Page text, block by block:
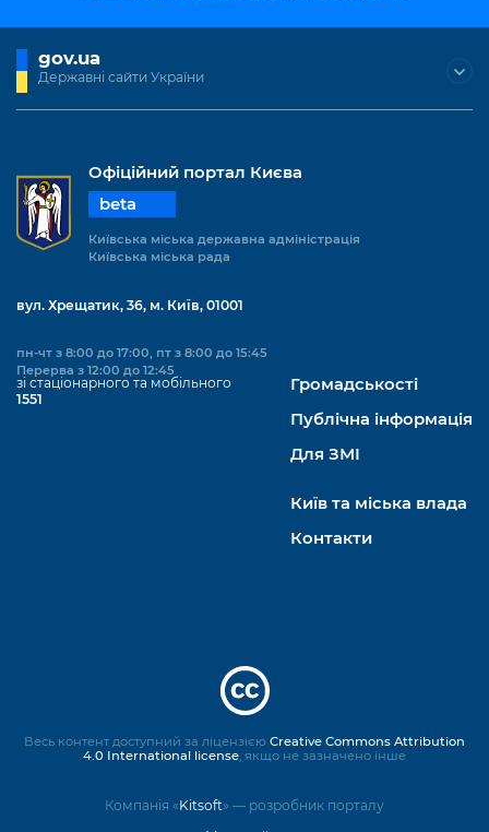
gov.ua
Державні сайти України
Офіційний портал Києва
beta
Київська міська державна адміністрація
Київська міська рада
вул. Хрещатик, 36, м. Київ, 01001
пн-чт з 8:00 до 17:00, пт з 8:00 до 15:45
Перерва з 12:00 до 12:45
зі стаціонарного та мобільного
1551
Громадськості
Публічна інформація
Для ЗМІ
Київ та міська влада
Контакти
Компанія «Kitsoft» — розробник порталу
Весь контент доступний за ліцензією Creative Commons Attribution
4.0 International license, якщо не зазначено інше